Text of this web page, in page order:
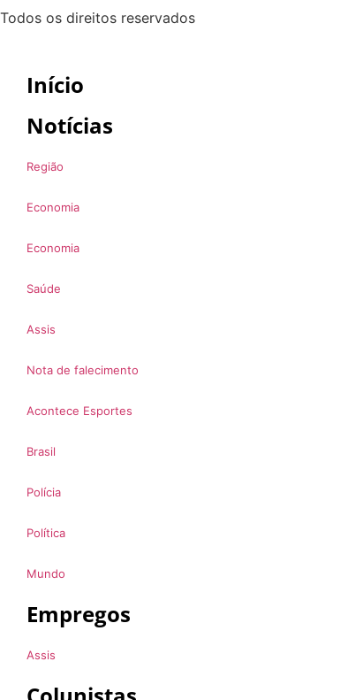
Todos os direitos reservados
Início
Notícias
Região
Economia
Economia
Saúde
Assis
Nota de falecimento
Acontece Esportes
Brasil
Polícia
Política
Mundo
Empregos
Assis